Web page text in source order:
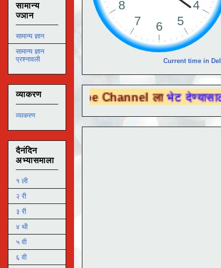
Current time in
Tube Channel ला भेट देण्यासाठी येथे क्लिक
सामान्य
ज्ञान
सामान्य ज्ञान
सामान्य ज्ञान
प्रश्नावली
व्याकरण
व्याकरण
दैनंदिन
अभ्यासमाला
१ ली
२ री
३ री
४ थी
५ वी
६ वी